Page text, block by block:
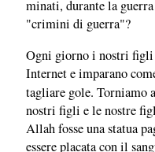
minati, durante la
"crimini di guerra"?
Ogni giorno i nostri figli
Internet e imparano
tagliare gole. Torniamo
nostri figli e le nostre
Allah fosse una statua
essere placata con il